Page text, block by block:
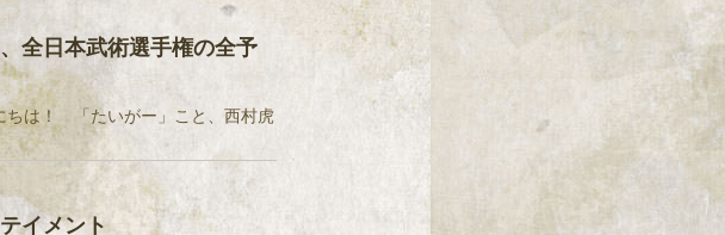
全日本武術選手権の全予
は！ 「たいがー」こと、西村虎
イメント